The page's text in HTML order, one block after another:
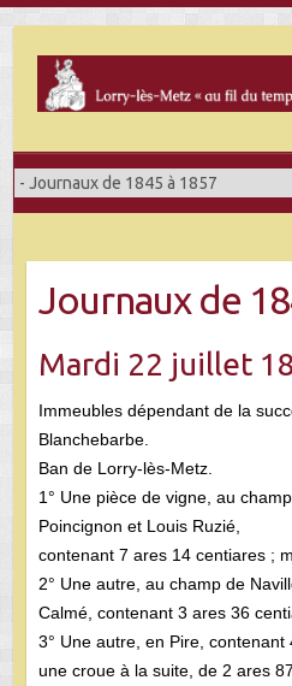
content
Journaux de
Mardi 22 juillet
Immeubles dépendant de la
Blanchebarbe.
Ban de Lorry-lès-Metz.
1° Une pièce de vigne, au
Poincignon et Louis Ruzié,
contenant 7 ares 14 centiares ;
2° Une autre, au champ de
Calmé, contenant 3 ares 36
3° Une autre, en Pire,
une croue à la suite, de 2 ares